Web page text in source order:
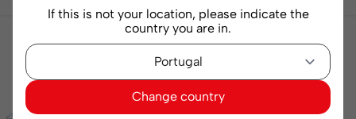
If this is not your location, please indicate the
country you are in.
Change country
Épicerie Salicorne
Salicorne Qampo Mix Peixes